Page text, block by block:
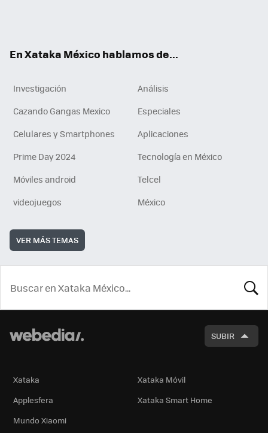
En Xataka México hablamos de...
Investigación
Análisis
Cazando Gangas Mexico
Especiales
Celulares y Smartphones
Aplicaciones
Prime Day 2024
Tecnología en México
Móviles android
Telcel
videojuegos
México
VER MÁS TEMAS
SUBIR
Xataka
Xataka Móvil
Applesfera
Xataka Smart Home
Mundo Xiaomi